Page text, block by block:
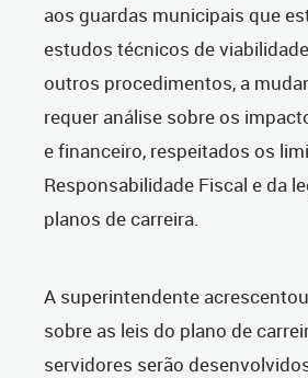
aos guardas municipais que
estudos técnicos de
outros procedimentos, a
requer análise sobre os
e financeiro, respeitados os
Responsabilidade Fiscal e da
planos de carreira.
A superintendente
sobre as leis do plano de
servidores serão